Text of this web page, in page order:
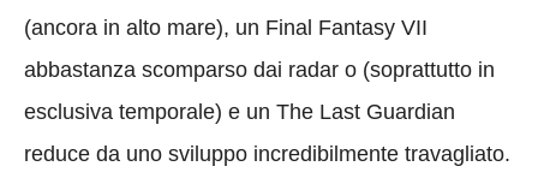
(ancora in alto mare), un Final Fantasy VII
abbastanza scomparso dai radar o (soprattutto in
esclusiva temporale) e un The Last Guardian
reduce da uno sviluppo incredibilmente travagliato.